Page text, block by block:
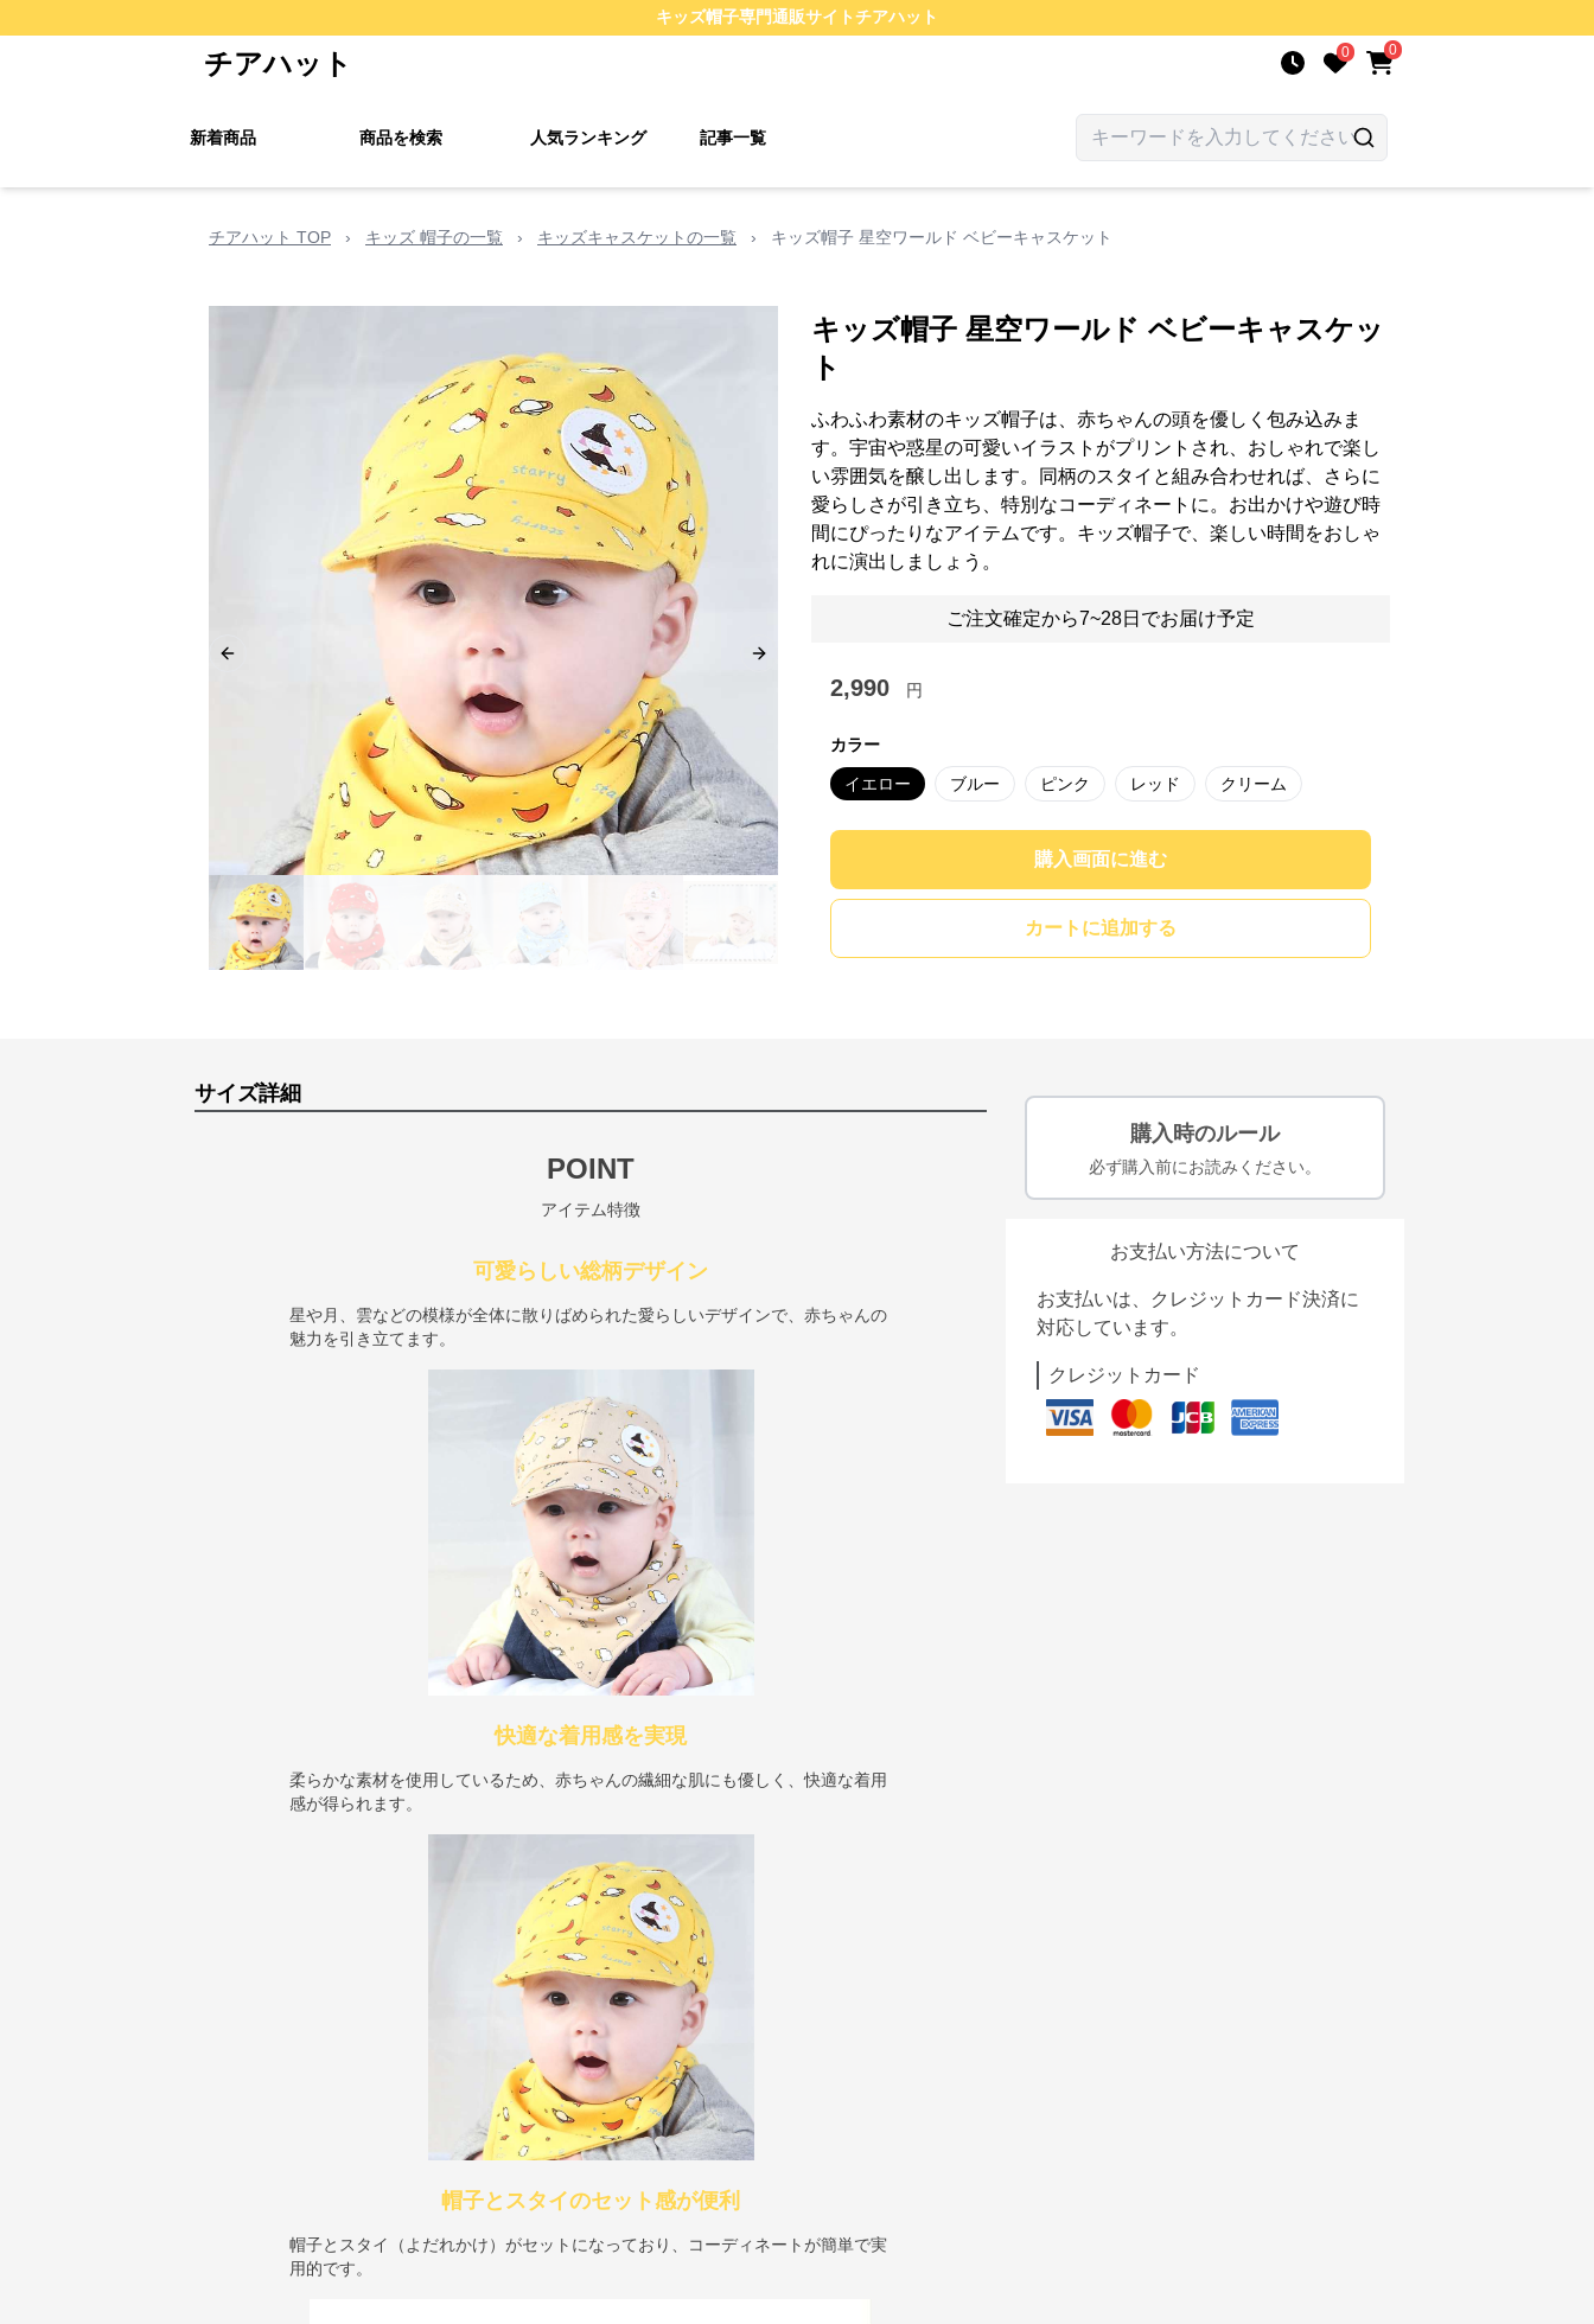
キッズ帽子専門通販サイトチアハット
チアハット 0 0
新着商品 商品を検索 人気ランキング 記事一覧
チアハット TOP › キッズ 帽子の一覧 › キッズキャスケットの一覧 › キッズ帽子 星空ワールド ベビーキャスケット
Previous slide Next slide
キッズ帽子 星空ワールド ベビーキャスケッ
ト
ふわふわ素材のキッズ帽子は、赤ちゃんの頭を優しく包み込みま
す。宇宙や惑星の可愛いイラストがプリントされ、おしゃれで楽し
い雰囲気を醸し出します。同柄のスタイと組み合わせれば、さらに
愛らしさが引き立ち、特別なコーディネートに。お出かけや遊び時
間にぴったりなアイテムです。キッズ帽子で、楽しい時間をおしゃ
れに演出しましょう。
ご注文確定から7~28日でお届け予定
2,990 円
カラー
イエロー ブルー ピンク レッド クリーム
購入画面に進む
カートに追加する
サイズ詳細
POINT
アイテム特徴
可愛らしい総柄デザイン
星や月、雲などの模様が全体に散りばめられた愛らしいデザインで、赤ちゃんの
魅力を引き立てます。
快適な着用感を実現
柔らかな素材を使用しているため、赤ちゃんの繊細な肌にも優しく、快適な着用
感が得られます。
帽子とスタイのセット感が便利
帽子とスタイ（よだれかけ）がセットになっており、コーディネートが簡単で実
用的です。
購入時のルール
必ず購入前にお読みください。
お支払い方法について
お支払いは、クレジットカード決済に
対応しています。
クレジットカード